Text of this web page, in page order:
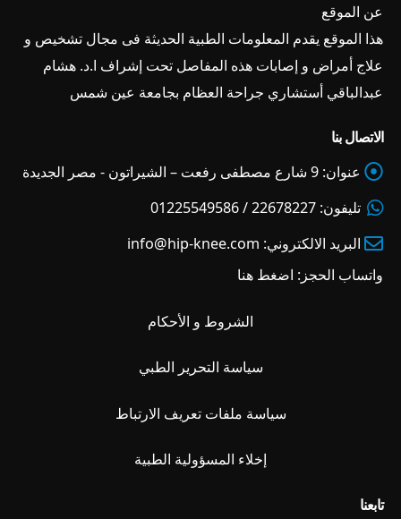
عن الموقع
هذا الموقع يقدم المعلومات الطبية الحديثة فى مجال تشخيص و
علاج أمراض و إصابات هذه المفاصل تحت إشراف ا.د. هشام
عبدالباقي أستشاري جراحة العظام بجامعة عين شمس
الاتصال بنا
عنوان: 9 شارع مصطفى رفعت – الشيراتون - مصر الجديدة
تليفون: 22678227 / 01225549586
البريد الالكتروني: info@hip-knee.com
واتساب الحجز: اضغط هنا
الشروط و الأحكام
سياسة التحرير الطبي
سياسة ملفات تعريف الارتباط
إخلاء المسؤولية الطبية
تابعنا